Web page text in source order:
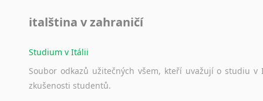
italština v zahraničí
Studium v Itálii
Soubor odkazů užitečných všem, kteří uvažují o studiu v
zkušenosti studentů.